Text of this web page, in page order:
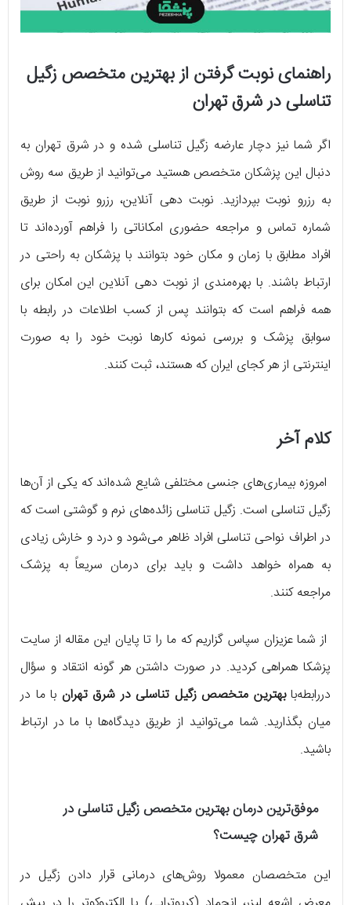
راهنمای نوبت گرفتن از بهترین متخصص زگیل
تناسلی در شرق تهران
اگر شما نیز دچار عارضه زگیل تناسلی شده و در شرق تهران به
دنبال این پزشکان متخصص هستید می‌توانید از طریق سه روش
به رزرو نوبت بپردازید. نوبت دهی آنلاین، رزرو نوبت از طریق
شماره تماس و مراجعه حضوری امکاناتی را فراهم آورده‌اند تا
افراد مطابق با زمان و مکان خود بتوانند با پزشکان به راحتی در
ارتباط باشند. با بهره‌مندی از نوبت دهی آنلاین این امکان برای
همه فراهم است که بتوانند پس از کسب اطلاعات در رابطه با
سوابق پزشک و بررسی نمونه کارها نوبت خود را به صورت
اینترنتی از هر کجای ایران که هستند، ثبت کنند.
کلام آخر
امروزه بیماری‌های جنسی مختلفی شایع شده‌اند که یکی از آن‌ها
زگیل تناسلی است. زگیل تناسلی زائده‌های نرم و گوشتی است که
در اطراف نواحی تناسلی افراد ظاهر می‌شود و درد و خارش زیادی
به همراه خواهد داشت و باید برای درمان سریعاً به پزشک
مراجعه کنند.
از شما عزیزان سپاس گزاریم که ما را تا پایان این مقاله از سایت
پزشکا همراهی کردید. در صورت داشتن هر گونه انتقاد و سؤال
دررابطه‌بابهترین متخصص زگیل تناسلی در شرق تهران با ما در
میان بگذارید. شما می‌توانید از طریق دیدگاه‌ها با ما در ارتباط
باشید.
موفق‌ترین درمانبهترین متخصص زگیل تناسلی در
شرق تهرانچیست؟
این متخصصان معمولا روش‌های درمانی قرار دادن زگیل در